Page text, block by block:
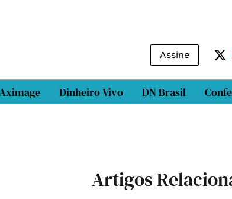
Assine
Dinheiro Vivo DN Brasil
Artigos